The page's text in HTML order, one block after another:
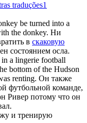
traduções1
be turned into a
the donkey. Ни
в скаковую
состоянием осла.
a lingerie football
bottom of the Hudson
renting. Он также
футбольной команде,
Ривер потому что он
и тренирую